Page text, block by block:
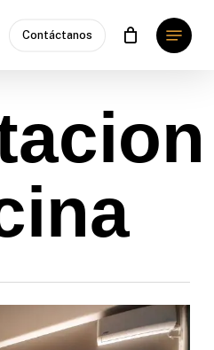
Contáctanos
Menu